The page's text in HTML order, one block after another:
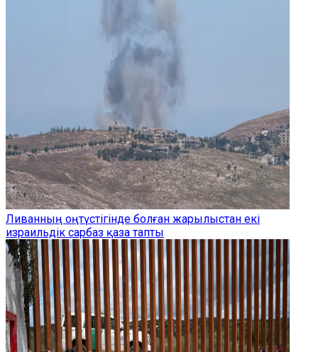
Ливанның оңтүстігінде болған жарылыстан екі
израильдік сарбаз қаза тапты